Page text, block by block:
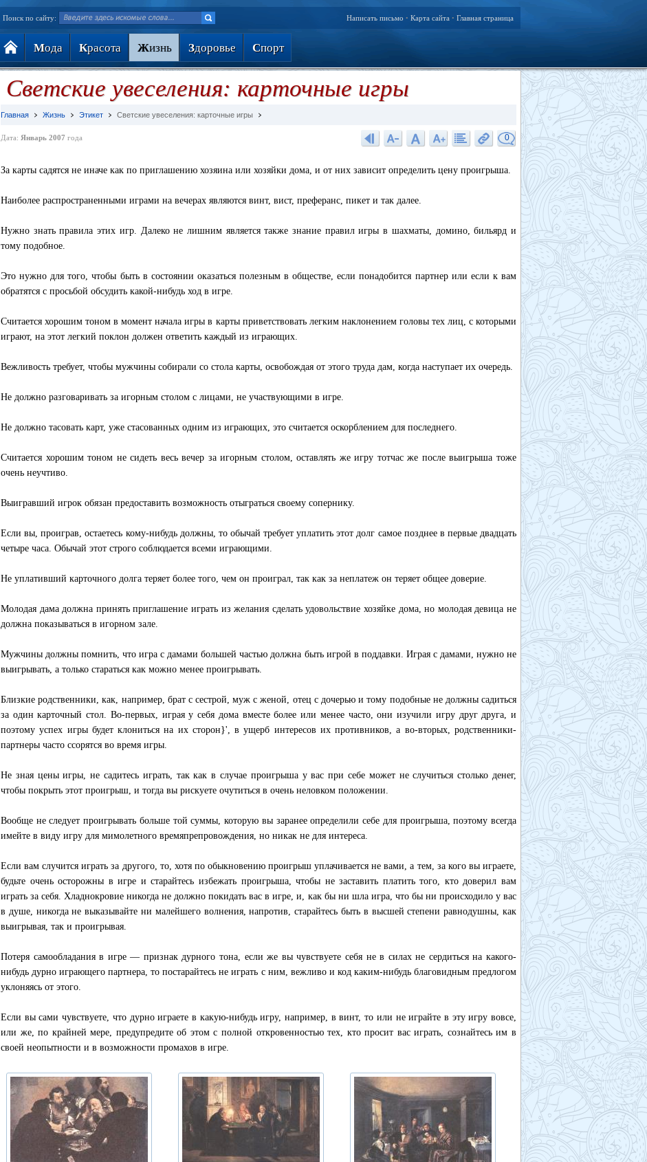
Поиск по сайту: Написать письмо • Карта сайта • Главная страница
Мода Красота Жизнь Здоровье Спорт
Светские увеселения: карточные игры
Главная Жизнь Этикет Светские увеселения: карточные игры
Дата: Январь 2007 года 0
За карты садятся не иначе как по приглашению хозяина или хозяйки дома, и от них зависит определить цену проигрыша.
Наиболее распространенными играми на вечерах являются винт, вист, преферанс, пикет и так далее.
Нужно знать правила этих игр. Далеко не лишним является также знание правил игры в шахматы, домино, бильярд и
тому подобное.
Это нужно для того, чтобы быть в состоянии оказаться полезным в обществе, если понадобится партнер или если к вам
обратятся с просьбой обсудить какой-нибудь ход в игре.
Считается хорошим тоном в момент начала игры в карты приветствовать легким наклонением головы тех лиц, с которыми
играют, на этот легкий поклон должен ответить каждый из играющих.
Вежливость требует, чтобы мужчины собирали со стола карты, освобождая от этого труда дам, когда наступает их очередь.
Не должно разговаривать за игорным столом с лицами, не участвующими в игре.
Не должно тасовать карт, уже стасованных одним из играющих, это считается оскорблением для последнего.
Считается хорошим тоном не сидеть весь вечер за игорным столом, оставлять же игру тотчас же после выигрыша тоже
очень неучтиво.
Выигравший игрок обязан предоставить возможность отыграться своему сопернику.
Если вы, проиграв, остаетесь кому-нибудь должны, то обычай требует уплатить этот долг самое позднее в первые двадцать
четыре часа. Обычай этот строго соблюдается всеми играющими.
Не уплативший карточного долга теряет более того, чем он проиграл, так как за неплатеж он теряет общее доверие.
Молодая дама должна принять приглашение играть из желания сделать удовольствие хозяйке дома, но молодая девица не
должна показываться в игорном зале.
Мужчины должны помнить, что игра с дамами большей частью должна быть игрой в поддавки. Играя с дамами, нужно не
выигрывать, а только стараться как можно менее проигрывать.
Близкие родственники, как, например, брат с сестрой, муж с женой, отец с дочерью и тому подобные не должны садиться
за один карточный стол. Во-первых, играя у себя дома вместе более или менее часто, они изучили игру друг друга, и
поэтому успех игры будет клониться на их сторон}', в ущерб интересов их противников, а во-вторых, родственники-
партнеры часто ссорятся во время игры.
Не зная цены игры, не садитесь играть, так как в случае проигрыша у вас при себе может не случиться столько денег,
чтобы покрыть этот проигрыш, и тогда вы рискуете очутиться в очень неловком положении.
Вообще не следует проигрывать больше той суммы, которую вы заранее определили себе для проигрыша, поэтому всегда
имейте в виду игру для мимолетного времяпрепровождения, но никак не для интереса.
Если вам случится играть за другого, то, хотя по обыкновению проигрыш уплачивается не вами, а тем, за кого вы играете,
будьте очень осторожны в игре и старайтесь избежать проигрыша, чтобы не заставить платить того, кто доверил вам
играть за себя. Хладнокровие никогда не должно покидать вас в игре, и, как бы ни шла игра, что бы ни происходило у вас
в душе, никогда не выказывайте ни малейшего волнения, напротив, старайтесь быть в высшей степени равнодушны, как
выигрывая, так и проигрывая.
Потеря самообладания в игре — признак дурного тона, если же вы чувствуете себя не в силах не сердиться на какого-
нибудь дурно играющего партнера, то постарайтесь не играть с ним, вежливо и код каким-нибудь благовидным предлогом
уклоняясь от этого.
Если вы сами чувствуете, что дурно играете в какую-нибудь игру, например, в винт, то или не играйте в эту игру вовсе,
или же, по крайней мере, предупредите об этом с полной откровенностью тех, кто просит вас играть, сознайтесь им в
своей неопытности и в возможности промахов в игре.